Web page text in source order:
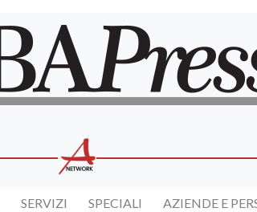
SERVIZI SPECIALI AZIENDE E